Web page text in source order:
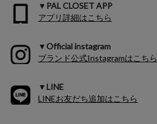
▼PAL CLOSET APP
アプリ詳細はこちら
▼Official instagram
ブランド公式Instagramはこちら
▼LINE
LINEお友だち追加はこちら